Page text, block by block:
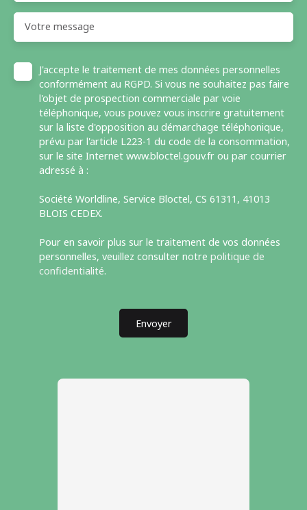
Votre message
J'accepte le traitement de mes données personnelles
conformément au RGPD. Si vous ne souhaitez pas faire
l'objet de prospection commerciale par voie
téléphonique, vous pouvez vous inscrire gratuitement
sur la liste d'opposition au démarchage téléphonique,
prévu par l'article L223-1 du code de la consommation,
sur le site Internet www.bloctel.gouv.fr ou par courrier
adressé à :
Société Worldline, Service Bloctel, CS 61311, 41013
BLOIS CEDEX.
Pour en savoir plus sur le traitement de vos données
personnelles, veuillez consulter notre politique de
confidentialité.
Envoyer